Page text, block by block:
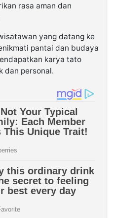
rasa aman dan
yang datang ke
pantai dan budaya
karya tato
dan personal.